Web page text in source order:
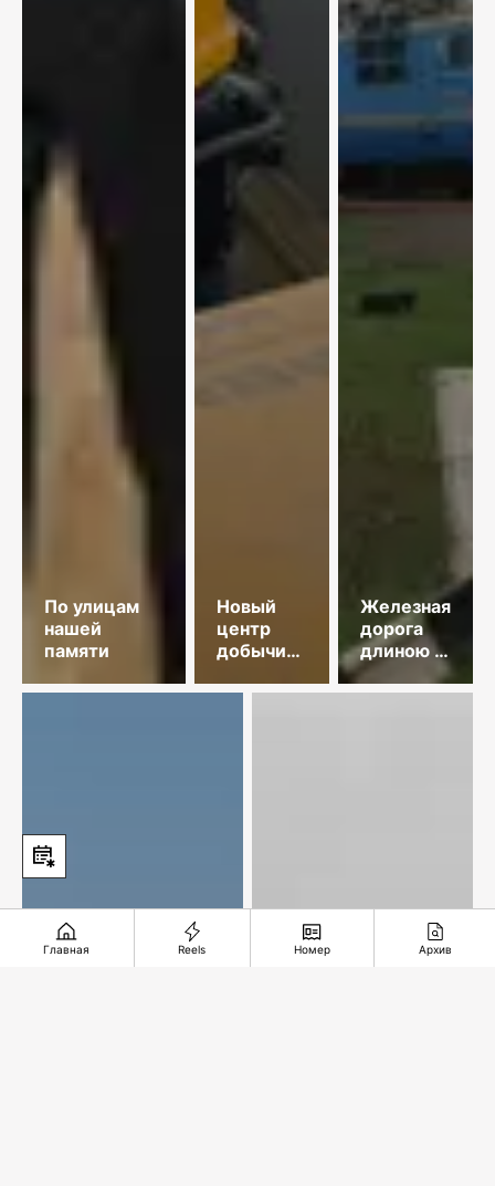
По улицам
нашей
памяти
Новый
центр
добычи
Железная
дорога
длиною в
35 лет
Главная Reels Номер Архив